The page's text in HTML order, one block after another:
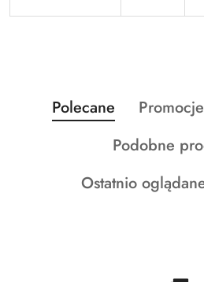
Pomiń karuzelę produktów
Produkty
o
Polecane
Produkty
statusie:
Promocje
Produkty
statusie:
Podobne
Produkty
Ostatnio